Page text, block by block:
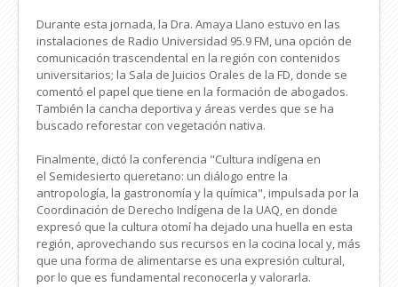
Durante esta jornada, la Dra. Amaya Llano estuvo en las
instalaciones de Radio Universidad 95.9 FM, una opción de
comunicación trascendental en la región con contenidos
universitarios; la Sala de Juicios Orales de la FD, donde se
comentó el papel que tiene en la formación de abogados.
También la cancha deportiva y áreas verdes que se ha
buscado reforestar con vegetación nativa.
Finalmente, dictó la conferencia "Cultura indígena en
el Semidesierto queretano: un diálogo entre la
antropología, la gastronomía y la química", impulsada por la
Coordinación de Derecho Indígena de la UAQ, en donde
expresó que la cultura otomí ha dejado una huella en esta
región, aprovechando sus recursos en la cocina local y, más
que una forma de alimentarse es una expresión cultural,
por lo que es fundamental reconocerla y valorarla.